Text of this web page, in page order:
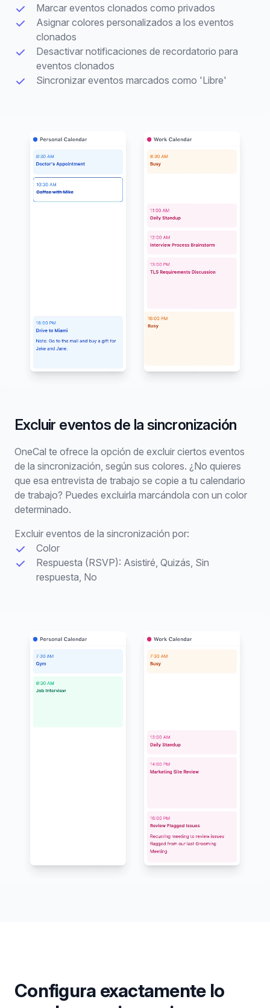
Marcar eventos clonados como privados
Asignar colores personalizados a los eventos
clonados
Desactivar notificaciones de recordatorio para
eventos clonados
Sincronizar eventos marcados como 'Libre'
Excluir eventos de la sincronización
OneCal te ofrece la opción de excluir ciertos eventos
de la sincronización, según sus colores. ¿No quieres
que esa entrevista de trabajo se copie a tu calendario
de trabajo? Puedes excluirla marcándola con un color
determinado.
Excluir eventos de la sincronización por:
Color
Respuesta (RSVP): Asistiré, Quizás, Sin
respuesta, No
Configura exactamente lo